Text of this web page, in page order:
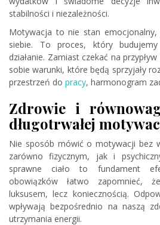
stabilności i niezależności.
Motywacja to nie stan
siebie. To proces, który budujemy
działanie. Zamiast czekać na
sobie warunki, które będą sprzyjały
przestrzeń do pracy, harmonogram
Zdrowie i
długotrwałej
Nie sposób mówić o motywacji bez
zarówno fizycznym, jak i
sprawne ciało to fundament
obowiązków łatwo zapomnieć,
luksusem, lecz koniecznością.
wpływają bezpośrednio na naszą
utrzymania energii.